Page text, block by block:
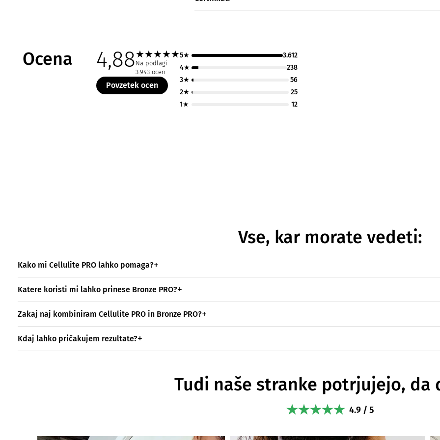
Ocena 4,88★★★★★
Na podlagi
3.943 ocen
Povzetek ocen
5★
3.612
4★
238
3★
56
2★
25
1★
12
Vse, kar morate vedeti:
Kako mi Cellulite PRO lahko pomaga?
Katere koristi mi lahko prinese Bronze PRO?
Zakaj naj kombiniram Cellulite PRO in Bronze PRO?
Kdaj lahko pričakujem rezultate?
Tudi naše stranke potrjujejo, da
4.9 / 5